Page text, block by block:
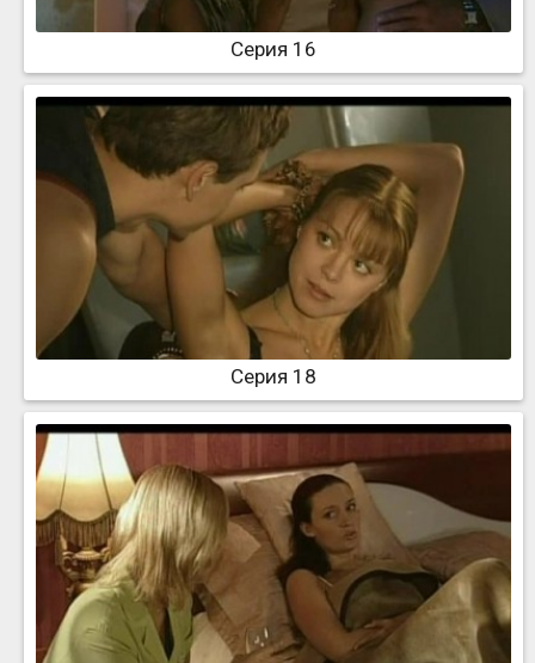
Серия 16
Серия 18